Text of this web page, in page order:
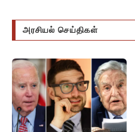
அரசியல் செய்திகள்